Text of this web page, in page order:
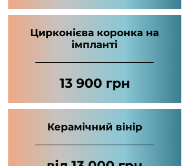
Цирконієва коронка на
імпланті
13 900 грн
Керамічний вінір